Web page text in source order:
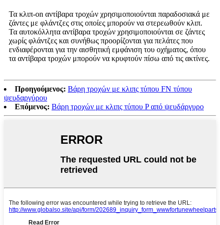
Τα κλιπ-on αντίβαρα τροχών χρησιμοποιούνται παραδοσιακά με
ζάντες με φλάντζες στις οποίες μπορούν να στερεωθούν κλιπ.
Τα αυτοκόλλητα αντίβαρα τροχών χρησιμοποιούνται σε ζάντες
χωρίς φλάντζες και συνήθως προορίζονται για πελάτες που
ενδιαφέρονται για την αισθητική εμφάνιση του οχήματος, όπου
τα αντίβαρα τροχών μπορούν να κρυφτούν πίσω από τις ακτίνες.
Προηγούμενος: Βάρη τροχών με κλιπς τύπου FN τύπου
ψευδαργύρου
Επόμενος: Βάρη τροχών με κλιπς τύπου P από ψευδάργυρο